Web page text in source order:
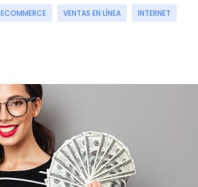
ECOMMERCE VENTAS EN LÍNEA INTERNET